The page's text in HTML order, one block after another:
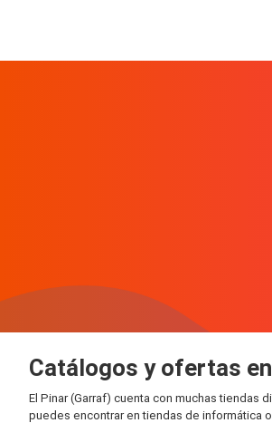
Catálogos y ofertas
El Pinar (Garraf) cuenta con muchas
puedes encontrar en tiendas de informática